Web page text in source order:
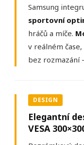
Samsung
sportovní
hráčů a míče.
v reálném
bez rozmazání
DESIGN
Elegantní
VESA